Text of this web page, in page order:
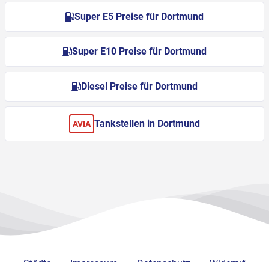
Super E5 Preise für Dortmund
Super E10 Preise für Dortmund
Diesel Preise für Dortmund
AVIA Tankstellen in Dortmund